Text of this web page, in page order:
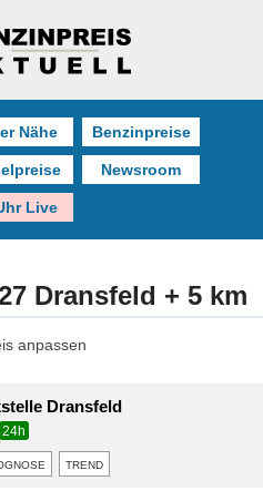
Nähe Benzinpreise
Newsroom
Live
Dransfeld + 5 km
anpassen
Dransfeld
24h
trend